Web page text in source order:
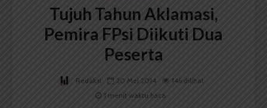
Tujuh Tahun Aklamasi,
Pemira FPsi Diikuti Dua
Peserta
Redaksi 20 Mei 2014
146 dilihat
1 menit waktu baca